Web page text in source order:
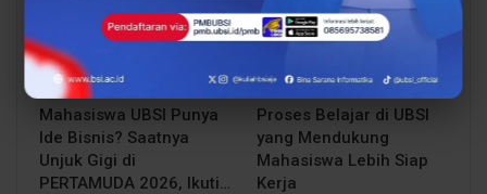
Mahasiswa UBSI Punya
Ide Bisnis? Saatnya
Unjuk Gigi di
PERTAMUDA 2026, Ikuti…
Proses Belajar di UBSI
yang Mendukung
Mahasiswa Lebih Siap
Kerja